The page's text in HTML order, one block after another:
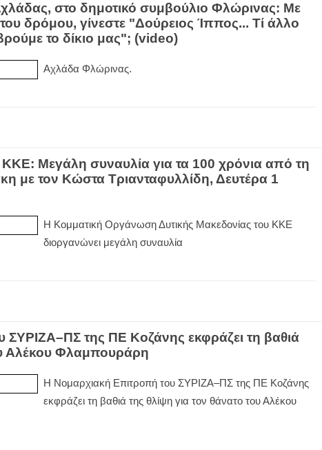
στο δημοτικό συμβούλιο Φλώρινας: Με
δρόμου, γίνεστε "Δούρειος Ίππος... Τί άλλο
το δίκιο μας"; (video)
Αχλάδα Φλώρινας.
Μεγάλη συναυλία για τα 100 χρόνια από τη
με τον Κώστα Τριανταφυλλίδη, Δευτέρα 1
Η Κομματική Οργάνωση Δυτικής Μακεδονίας του ΚΚΕ
διοργανώνει μεγάλη συναυλία
της ΠΕ Κοζάνης εκφράζει τη βαθιά
Αλέκου Φλαμπουράρη
Η Νομαρχιακή Επιτροπή του ΣΥΡΙΖΑ–ΠΣ της ΠΕ Κοζάνης
εκφράζει τη βαθιά της θλίψη για τον θάνατο του Αλέκου